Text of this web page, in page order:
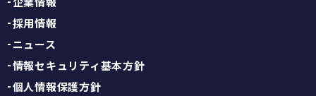
採用情報
ニュース
情報セキュリティ基本方針
個人情報保護方針